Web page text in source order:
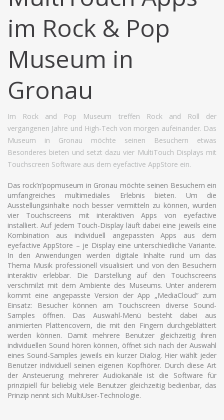
im Rock & Pop
Museum in
Gronau
Im Rock and Pop Museum treffen Rock and Roll der
vergangenen Jahre und High-Tech von morgen aufeinander. Das
Museum in Gronau möchte seinen Besuchern etwas
Besonderes bieten und setzt dazu vier MultiTouch Displays mit
Touchscreen Software aus dem eyefactive AppStore ein.
Das rock’n’popmuseum in Gronau möchte seinen Besuchern ein
umfangreiches multimediales Erlebnis bieten. Um die
Ausstellungsinhalte noch besser vermitteln zu können, wurden
vier Touchscreens mit interaktiven Apps von eyefactive
installiert. Auf jedem Touch-Display läuft dabei eine jeweils eine
Kombination aus individuell angepassten Apps aus dem
eyefactive AppStore – je Display eine unterschiedliche Variante.
In den Anwendungen werden digitale Inhalte rund um das
Thema Musik professionell visualisiert und von den Besuchern
interaktiv erlebbar. Die Darstellung auf den Touchscreens
verschmilzt mit dem Ambiente des Museums. Unter anderem
kommt eine angepasste Version der App „MediaCloud“ zum
Einsatz: Besucher können am Touchscreen diverse Sound-
Samples öffnen. Das Auswahl-Menü besteht dabei aus
animierten Plattencovern, die mit den Fingern durchgeblättert
werden können. Damit mehrere Benutzer gleichzeitig ihren
individuellen Sound hören können, öffnet sich nach der Auswahl
eines Sound-Samples jeweils ein kurzer Dialog. Hier wählt jeder
Benutzer individuell seinen eigenen Kopfhörer. Durch diese Art
der Ansteuerung mehrerer Audiokanäle ist die Software für
prinzipiell für beliebig viele Benutzer gleichzeitig bedienbar, das
Prinzip nennt sich MultiUser-Technologie.